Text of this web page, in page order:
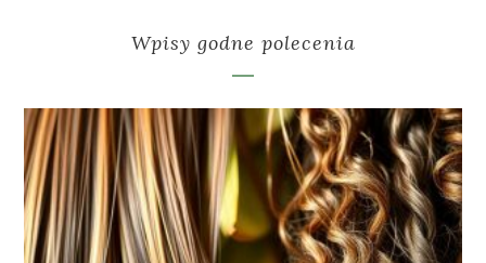
Wpisy godne polecenia